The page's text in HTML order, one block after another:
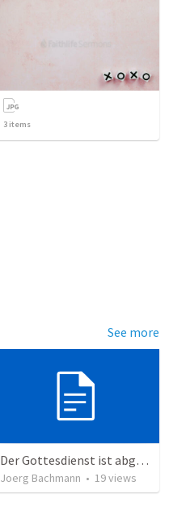
3 items
See more
Der Gottesdienst ist abgesagt und doch Lobpreis möglich
Joerg Bachmann • 19views